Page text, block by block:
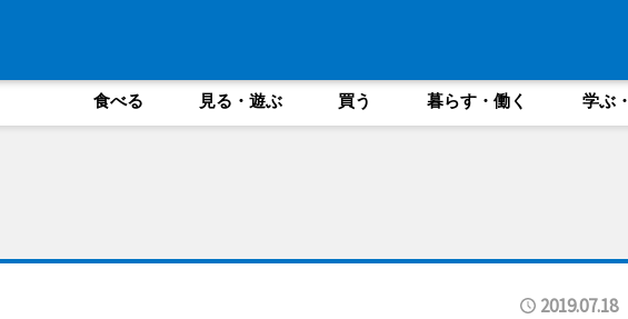
食べる 見る・遊ぶ 買う 暮らす・働く 学ぶ
2019.07.18